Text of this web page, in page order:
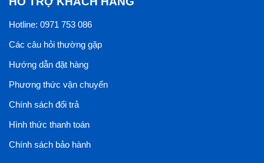
Hotline: 0971 753 086
Các câu hỏi thường gặp
Hướng dẫn đặt hàng
Phương thức vận chuyển
Chính sách đổi trả
Hình thức thanh toán
Chính sách bảo hành